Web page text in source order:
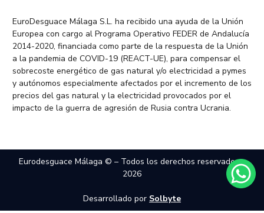
EuroDesguace Málaga S.L. ha recibido una ayuda de la Unión
Europea con cargo al Programa Operativo FEDER de Andalucía
2014-2020, financiada como parte de la respuesta de la Unión
a la pandemia de COVID-19 (REACT-UE), para compensar el
sobrecoste energético de gas natural y/o electricidad a pymes
y autónomos especialmente afectados por el incremento de los
precios del gas natural y la electricidad provocados por el
impacto de la guerra de agresión de Rusia contra Ucrania.
Eurodesguace Málaga © – Todos los derechos reservados –
2026
Desarrollado por Solbyte